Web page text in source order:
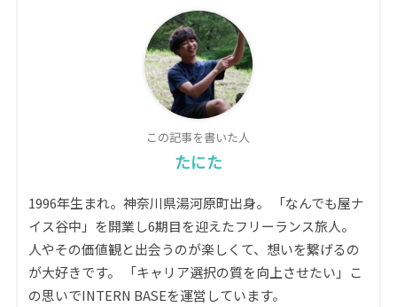
この記事を書いた人
たにた
1996年生まれ。神奈川県湯河原町出身。 「なんでも屋ナ
イス谷中」を開業し6期目を迎えたフリーランス旅人。
人やその価値観と出会うのが楽しくて、想いを繋げるの
が大好きです。 「キャリア選択の質を向上させたい」こ
の思いでINTERN BASEを運営しています。